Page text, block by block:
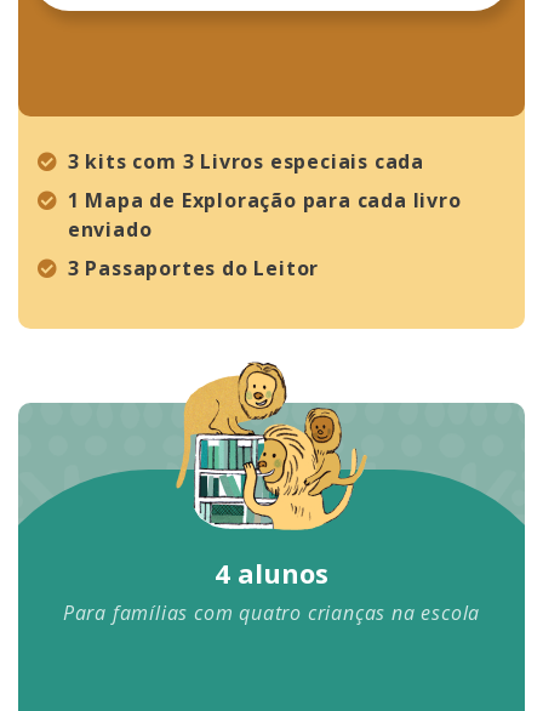
3 kits com 3 Livros especiais cada
1 Mapa de Exploração para cada livro
enviado
3 Passaportes do Leitor
4 alunos
Para famílias com quatro crianças na escola